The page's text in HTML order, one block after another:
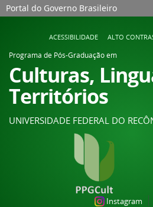
Portal do Governo Brasileiro
ACESSIBILIDADE ALTO
Programa de Pós-Graduação em
Culturas,
Territórios
UNIVERSIDADE FEDERAL DO
Instagram